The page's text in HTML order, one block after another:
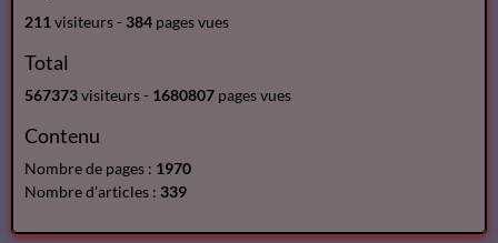
211 visiteurs - 384 pages vues
Total
567373visiteurs - 1680807 pages vues
Contenu
Nombre de pages : 1970
Nombre d'articles : 339